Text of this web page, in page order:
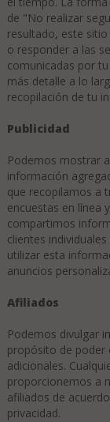
de "No realizar
resultado, este
o responder a las
comunicadas por
más detalle a lo
recopilación de tu
Publicidad
Podemos mostrar
información
que recopilamos a
encuestas en línea
compartimos
clientes
utilizar esta
anuncios
Afiliados
Podemos divulgar
propósito de poder
adicionales.
proporcionemos a
afiliados de
privacidad.